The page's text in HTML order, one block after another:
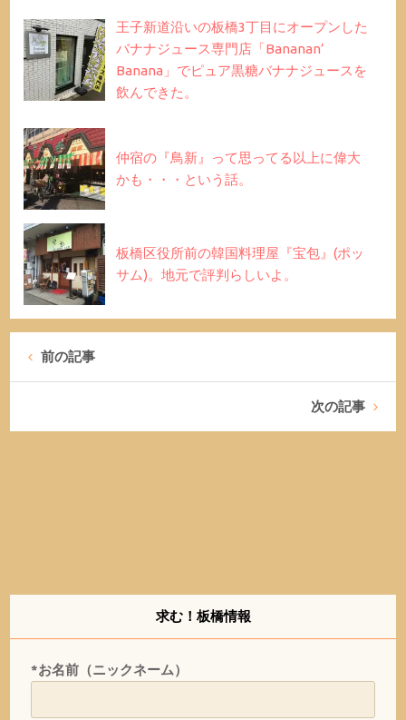
王子新道沿いの板橋3丁目にオープンした
バナナジュース専門店「Bananan’
Banana」でピュア黒糖バナナジュースを
飲んできた。
仲宿の『鳥新』って思ってる以上に偉大
かも・・・という話。
板橋区役所前の韓国料理屋『宝包』(ポッ
サム)。地元で評判らしいよ。
前の記事
次の記事
求む！板橋情報
*お名前（ニックネーム）